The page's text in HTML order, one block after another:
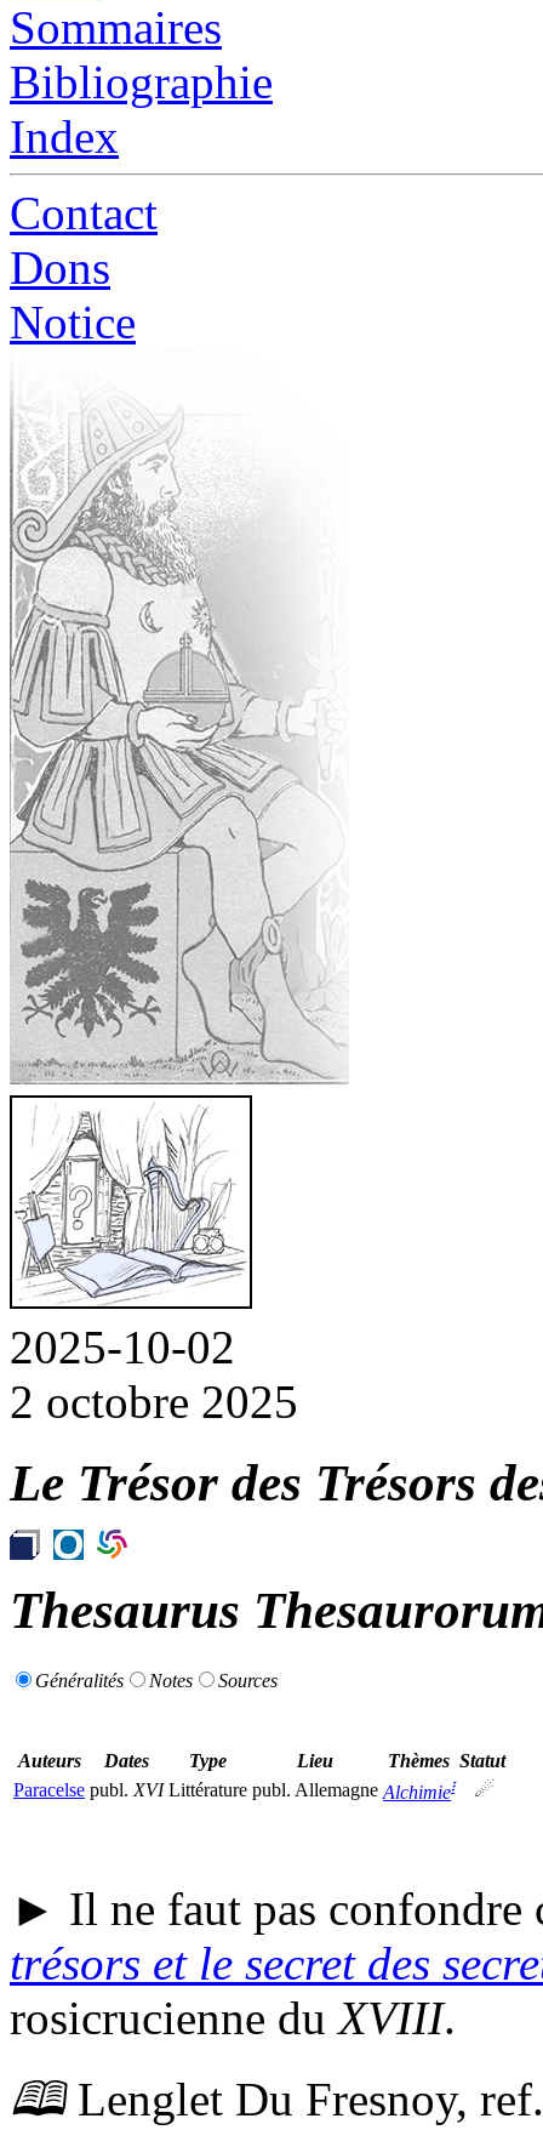
Sommaires
Bibliographie
Index
Contact
Dons
Notice
2025-10-02
2 octobre 2025
Le Trésor des Trésors
Thesaurus
Généralités Notes Sources
Auteurs Dates Type Lieu Thèmes Statut
Paracelse publ. XVI Littérature publ. Allemagne Alchimie፧ ☄
► Il ne faut pas confondre
trésors et le secret des
rosicrucienne duXVIII.
🕮Lenglet Du Fresnoy, ref.